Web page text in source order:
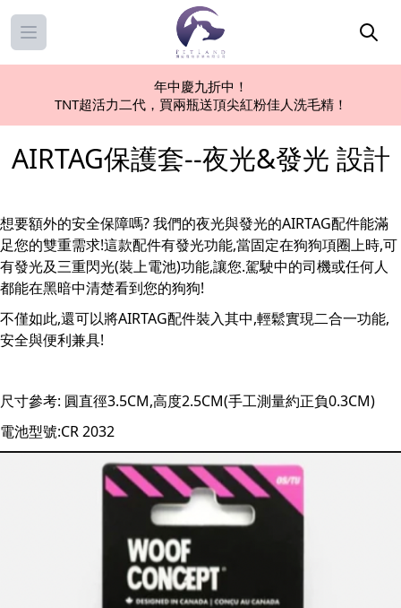
Open main menu
年中慶九折中！
TNT超活力二代，買兩瓶送頂尖紅粉佳人洗毛精！
AIRTAG保護套--夜光&發光 設計
想要額外的安全保障嗎? 我們的夜光與發光的AIRTAG配件能滿
足您的雙重需求!這款配件有發光功能,當固定在狗狗項圈上時,可
有發光及三重閃光(裝上電池)功能,讓您.駕駛中的司機或任何人
都能在黑暗中清楚看到您的狗狗!
不僅如此,還可以將AIRTAG配件裝入其中,輕鬆實現二合一功能,
安全與便利兼具!
尺寸參考: 圓直徑3.5CM,高度2.5CM(手工測量約正負0.3CM)
電池型號:CR 2032